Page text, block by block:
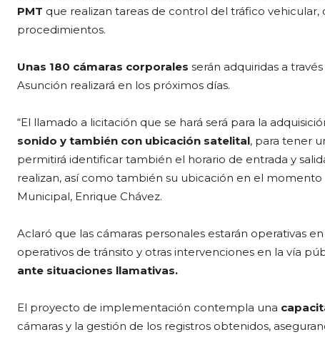
PMT que realizan tareas de control del tráfico
procedimientos.
Unas 180 cámaras corporales serán adquiridas a
Asunción realizará en los próximos días.
“El llamado a licitación que se hará será para la
sonido y también con ubicación satelital, para tener
permitirá identificar también el horario de entrada y
realizan, así como también su ubicación en el
Municipal, Enrique Chávez.
Aclaró que las cámaras personales estarán operativas
operativos de tránsito y otras intervenciones en la vía
ante situaciones llamativas.
El proyecto de implementación contempla una
cámaras y la gestión de los registros obtenidos,